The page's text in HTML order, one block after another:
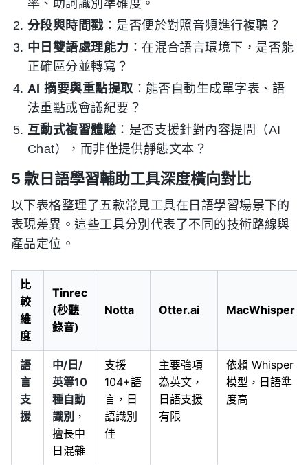
率、助詞識別準確度。
分段與時間戳：是否便於對照音頻進行複聽？
中日雙語處理能力 ：在混合語言環境下，是否能
正確區分並轉寫？
AI 摘要與重點提取：能否自動生成單字表、語
法重點或會議紀要？
互動式複習體驗 ：是否支援針對內容提問（AI
Chat），而非僅提供靜態文本？
5 款日語學習輔助工具深度橫向對比
以下表格整理了五款常見工具在日語學習場景下的
表現差異。這些工具分別代表了不同的技術路線與
產品定位。
比
較
維
度
Tinrec
(秒聽
錄音)
Notta Otter.ai MacWhisper
語
言
支
援
中/日/
英等10
種自動
識別 ，
擅長中
日混雜
支援
104+語
言，日
語識別
佳
主要強項
為英文，
日語支援
有限
依賴 Whisper
模型，日語準
度高